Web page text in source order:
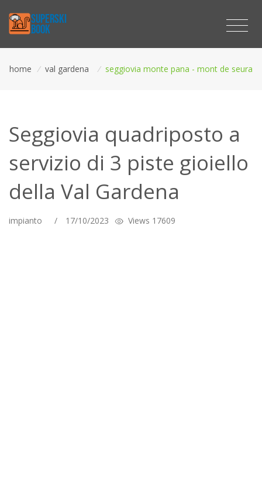
home / val gardena / seggiovia monte pana - mont de seura
Seggiovia quadriposto a
servizio di 3 piste gioiello
della Val Gardena
impianto / 17/10/2023 Views 17609